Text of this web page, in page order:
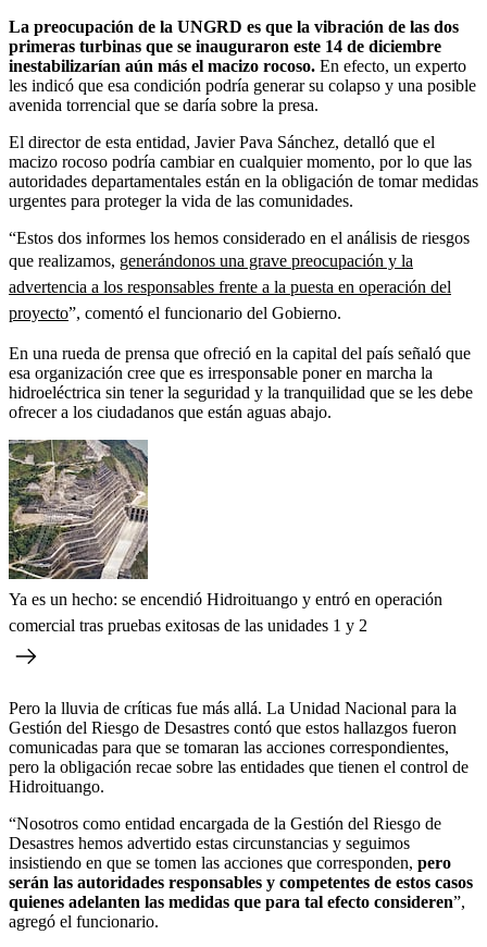
La preocupación de la UNGRD es que la vibración de las dos
primeras turbinas que se inauguraron este 14 de diciembre
inestabilizarían aún más el macizo rocoso. En efecto, un experto
les indicó que esa condición podría generar su colapso y una posible
avenida torrencial que se daría sobre la presa.
El director de esta entidad, Javier Pava Sánchez, detalló que el
macizo rocoso podría cambiar en cualquier momento, por lo que las
autoridades departamentales están en la obligación de tomar medidas
urgentes para proteger la vida de las comunidades.
“Estos dos informes los hemos considerado en el análisis de riesgos
que realizamos, generándonos una grave preocupación y la
advertencia a los responsables frente a la puesta en operación del
proyecto”, comentó el funcionario del Gobierno.
En una rueda de prensa que ofreció en la capital del país señaló que
esa organización cree que es irresponsable poner en marcha la
hidroeléctrica sin tener la seguridad y la tranquilidad que se les debe
ofrecer a los ciudadanos que están aguas abajo.
Ya es un hecho: se encendió Hidroituango y entró en operación
comercial tras pruebas exitosas de las unidades 1 y 2
Pero la lluvia de críticas fue más allá. La Unidad Nacional para la
Gestión del Riesgo de Desastres contó que estos hallazgos fueron
comunicadas para que se tomaran las acciones correspondientes,
pero la obligación recae sobre las entidades que tienen el control de
Hidroituango.
“Nosotros como entidad encargada de la Gestión del Riesgo de
Desastres hemos advertido estas circunstancias y seguimos
insistiendo en que se tomen las acciones que corresponden, pero
serán las autoridades responsables y competentes de estos casos
quienes adelanten las medidas que para tal efecto consideren”,
agregó el funcionario.